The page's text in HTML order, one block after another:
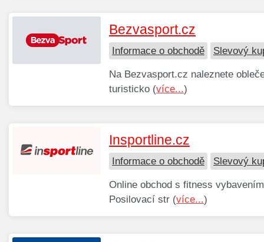
Bezvasport.cz
Informace o obchodě Slevový
Na Bezvasport.cz naleznete
turisticko (více...)
Insportline.cz
Informace o obchodě Slevový
Online obchod s fitness
Posilovací str (více...)